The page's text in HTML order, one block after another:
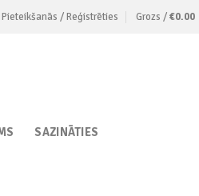
Pieteikšanās / Reģistrēties Grozs /€0.00
SAZINĀTIES